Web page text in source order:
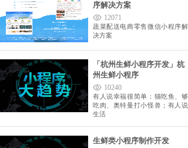
序解决方案
12071
蔬菜配送电商零售微信小程序解
决方案
「杭州生鲜小程序开发」杭
州生鲜小程序
10240
有人说幸福很简单：猫吃鱼、够
吃肉、奥特曼打小怪兽；有人说
生活
生鲜类小程序制作开发